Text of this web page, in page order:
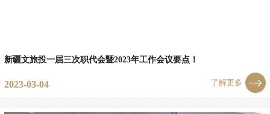
新疆文旅投一届三次职代会暨2023年工作会议要点！
2023-03-04 了解更多